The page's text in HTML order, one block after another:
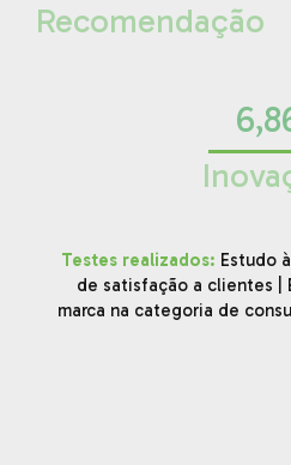
Recomendação
Testes realizados: Estudo
de satisfação a clientes |
marca na categoria de